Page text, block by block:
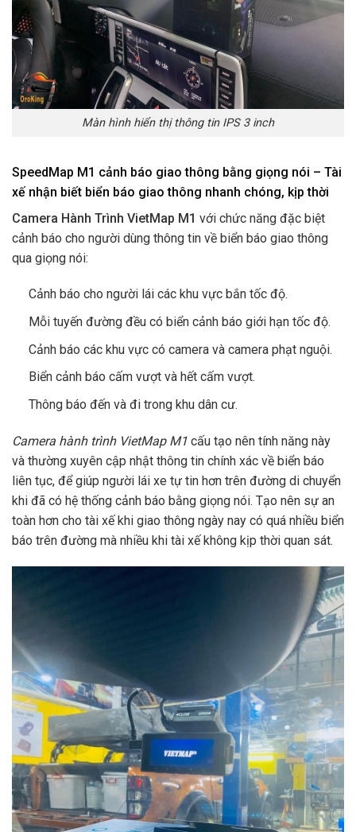
Màn hình hiển thị thông tin IPS 3 inch
SpeedMap M1 cảnh báo giao thông bằng giọng nói – Tài
xế nhận biết biển báo giao thông nhanh chóng, kịp thời
Camera Hành Trình VietMap M1 với chức năng đặc biệt
cảnh báo cho người dùng thông tin về biển báo giao thông
qua giọng nói:
Cảnh báo cho người lái các khu vực bắn tốc độ.
Mỗi tuyến đường đều có biển cảnh báo giới hạn tốc độ.
Cảnh báo các khu vực có camera và camera phạt nguội.
Biển cảnh báo cấm vượt và hết cấm vượt.
Thông báo đến và đi trong khu dân cư.
Camera hành trình VietMap M1 cấu tạo nên tính năng này
và thường xuyên cập nhật thông tin chính xác về biển báo
liên tục, để giúp người lái xe tự tin hơn trên đường di chuyển
khi đã có hệ thống cảnh báo bằng giọng nói. Tạo nên sự an
toàn hơn cho tài xế khi giao thông ngày nay có quá nhiều biển
báo trên đường mà nhiều khi tài xế không kịp thời quan sát.